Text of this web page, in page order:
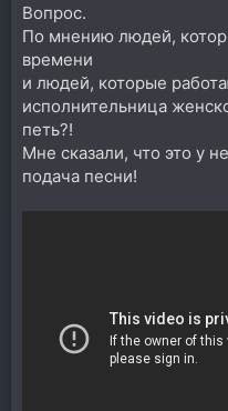
Вопрос.
По мнению людей,
времени
и людей, которые
исполнительница
петь?!
Мне сказали, что это у
подача песни!